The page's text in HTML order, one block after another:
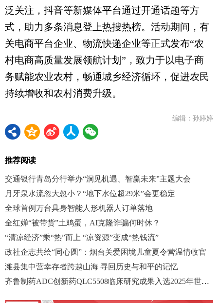
泛关注，抖音等新媒体平台通过开通话题等方
式，助力多条消息登上热搜热榜。活动期间，有
关电商平台企业、物流快递企业等正式发布“农
村电商高质量发展领航计划”，致力于以电子商
务赋能农业农村，畅通城乡经济循环，促进农民
持续增收和农村消费升级。
编辑：孙婷婷
推荐阅读
交通银行青岛分行举办“洞见机遇、智赢未来”主题大会
月牙泉水流忽大忽小？“地下水位超29米”会更稳定
全球首例万台具身智能人形机器人订单落地
全红婵“被带货”土鸡蛋，AI克隆诈骗何时休？
“清凉经济”乘“热”而上 “凉资源”变成“热钱流”
政社企志共绘“同心圆”：烟台关爱困境儿童夏令营温情收官
潍县集中营幸存者跨越山海 寻回历史与和平的记忆
齐鲁制药ADC创新药QLC5508临床研究成果入选2025年世界肺癌大会口头报告